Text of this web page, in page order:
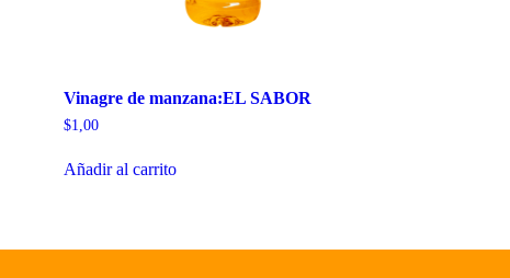
Vinagre de manzana:EL SABOR
$1,00
Añadir al carrito